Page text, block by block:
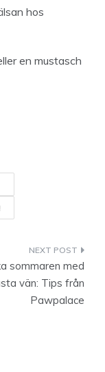
hos
en mustasch
sommaren med
vän: Tips från
Pawpalace